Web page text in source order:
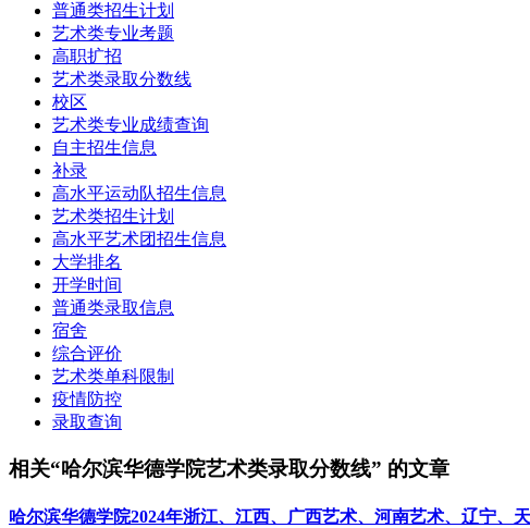
普通类招生计划
艺术类专业考题
高职扩招
艺术类录取分数线
校区
艺术类专业成绩查询
自主招生信息
补录
高水平运动队招生信息
艺术类招生计划
高水平艺术团招生信息
大学排名
开学时间
普通类录取信息
宿舍
综合评价
艺术类单科限制
疫情防控
录取查询
相关“哈尔滨华德学院艺术类录取分数线” 的文章
哈尔滨华德学院2024年浙江、江西、广西艺术、河南艺术、辽宁、